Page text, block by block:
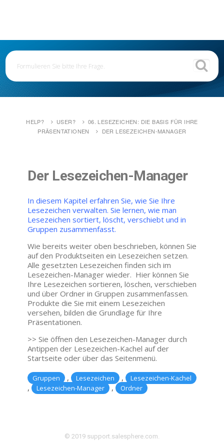
HELP? USER?
06. LESEZEICHEN: DIE BASIS FÜR IHRE
PRÄSENTATIONEN
DER LESEZEICHEN-MANAGER
Der Lesezeichen-Manager
In diesem Kapitel erfahren Sie, wie Sie Ihre
Lesezeichen verwalten. Sie lernen, wie man
Lesezeichen sortiert, löscht, verschiebt und in
Gruppen zusammenfasst.
Wie bereits weiter oben beschrieben, können Sie
auf den Produktseiten ein Lesezeichen setzen.
Alle gesetzten Lesezeichen finden sich im
Lesezeichen-Manager wieder. Hier können Sie
Ihre Lesezeichen sortieren, löschen, verschieben
und über Ordner in Gruppen zusammenfassen.
Produkte die Sie mit einem Lesezeichen
versehen, bilden die Grundlage für Ihre
Präsentationen.
>> Sie öffnen den Lesezeichen-Manager durch
Antippen der Lesezeichen-Kachel auf der
Startseite oder über das Seitenmenü.
Gruppen , Lesezeichen , Lesezeichen-Kachel
, Lesezeichen-Manager , Ordner
© 2019 support.salesphere.com.